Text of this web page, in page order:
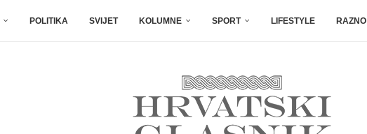
POLITIKA SVIJET KOLUMNE SPORT LIFESTYLE RAZNO